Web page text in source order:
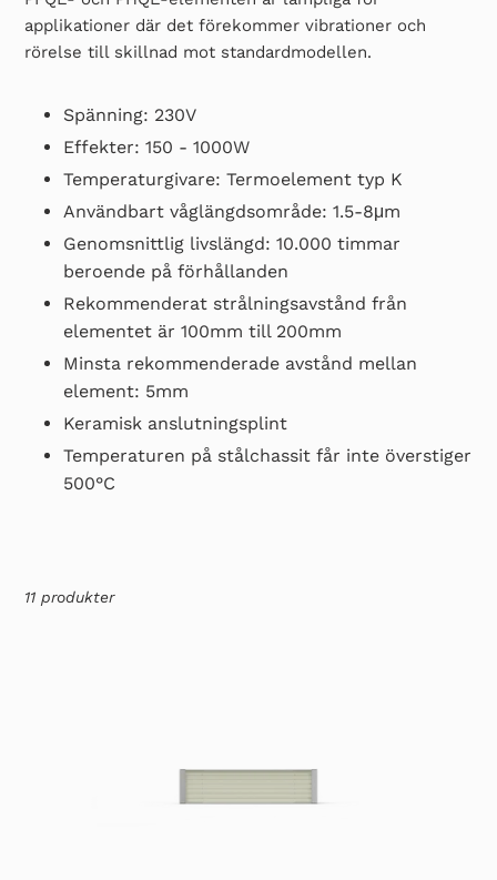
applikationer där det förekommer vibrationer och
rörelse till skillnad mot standardmodellen.
Spänning: 230V
Effekter: 150 - 1000W
Temperaturgivare: Termoelement typ K
Användbart våglängdsområde: 1.5-8μm
Genomsnittlig livslängd: 10.000 timmar
beroende på förhållanden
Rekommenderat strålningsavstånd från
elementet är 100mm till 200mm
Minsta rekommenderade avstånd mellan
element: 5mm
Keramisk anslutningsplint
Temperaturen på stålchassit får inte överstiger
500°C
11 produkter